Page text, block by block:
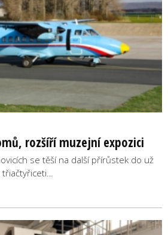
rozšíří muzejní expozici
se těší na další přírůstek do už